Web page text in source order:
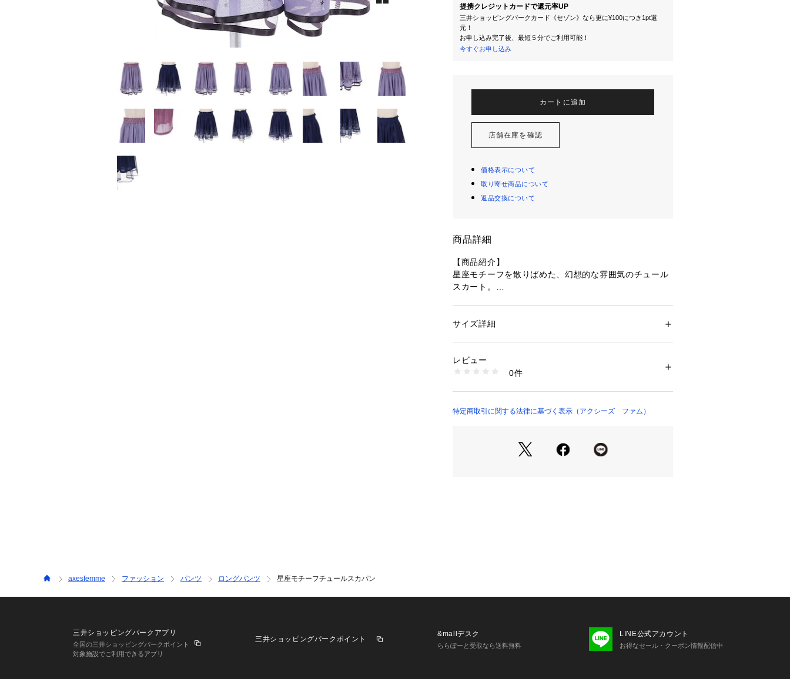
提携クレジットカードで還元率UP
三井ショッピングパークカード《セゾン》なら更に¥100につき1pt還
元！
お申し込み完了後、最短５分でご利用可能！
今すぐお申し込み
カートに追加
店舗在庫を確認
価格表示について
取り寄せ商品について
返品交換について
商品詳細
【商品紹介】
星座モチーフを散りばめた、幻想的な雰囲気のチュール
スカート。
ね、淡い陰影を感じる表情に仕上げた一着。ふんわりと
セントとなり、全体を引き締めるポイントに。インナー
はパンツタイプ仕様で、安心感のある穿き心地も魅力で
1年中使える素材感でご用意しました。トップスインす
【素材】裏地あり 透け感なし 伸縮性なし
性別：キッズ・ベビー
00%
生産国：中国製
TS211X42KO （ショップ）
サイズ詳細
レビュー
0件
特定商取引に関する法律に基づく表示（アクシーズ ファム）
axesfemme ファッション パンツ ロングパンツ 星座モチーフチュールスカパン
三井ショッピングパークアプリ
全国の三井ショッピングパークポイント
対象施設でご利用できるアプリ
三井ショッピングパークポイント
&mallデスク
ららぽーと受取なら送料無料
LINE公式アカウント
お得なセール・クーポン情報配信中